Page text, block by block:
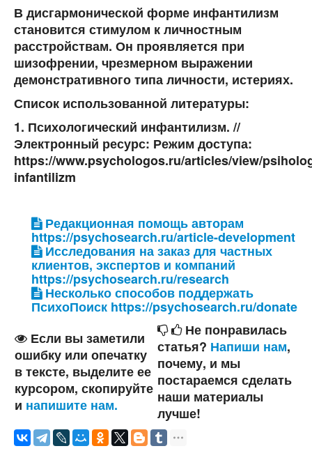
В дисгармонической форме инфантилизм
становится стимулом к личностным
расстройствам. Он проявляется при
шизофрении, чрезмерном выражении
демонстративного типа личности, истериях.
Список использованной литературы:
1. Психологический инфантилизм. //
Электронный ресурс: Режим доступа:
https://www.psychologos.ru/articles/view/
infantilizm
Редакционная помощь авторам
https://psychosearch.ru/article-development
Исследования на заказ для частных
клиентов, экспертов и компаний
https://psychosearch.ru/research
Несколько способов поддержать
ПсихоПоиск https://psychosearch.ru/donate
Если вы заметили
ошибку или опечатку
в тексте, выделите ее
курсором, скопируйте
и напишите нам.
Не понравилась
статья? Напиши нам,
почему, и мы
постараемся сделать
наши материалы
лучше!